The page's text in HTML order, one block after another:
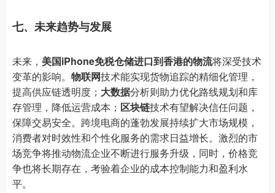
七、未来趋势与发展
未来， 美国iPhone免税仓储进口到香港的物流将深受技术
变革的影响。 物联网技术能实现货物追踪的精细化管理，
提高供应链透明度； 大数据分析则助力优化路线规划和库
存管理，降低运营成本； 区块链技术有望解决信任问题，
保障交易安全。跨境电商的蓬勃发展持续扩大市场规模，
消费者对时效性和个性化服务的需求日益增长。激烈的市
场竞争将推动物流企业不断进行服务升级，同时，价格竞
争也将长期存在，考验着企业的成本控制能力和盈利水
平。